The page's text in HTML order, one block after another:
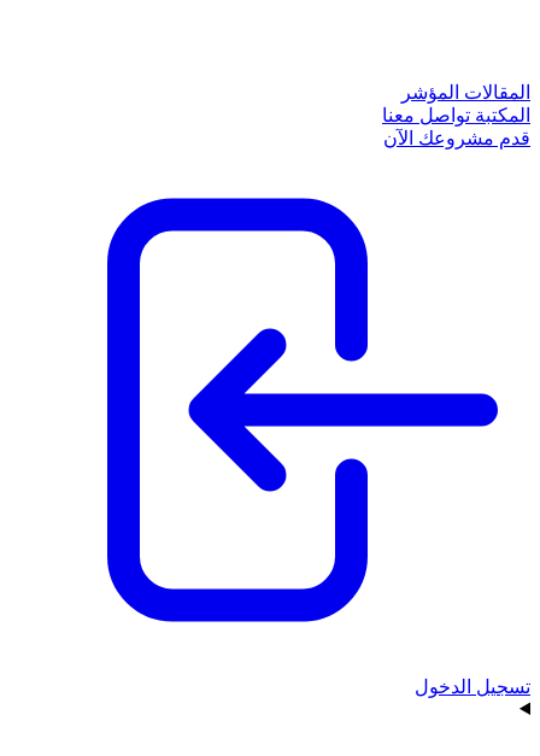
المقالات المؤشر
المكتبة تواصل معنا
قدم مشروعك الآن
تسجيل الدخول